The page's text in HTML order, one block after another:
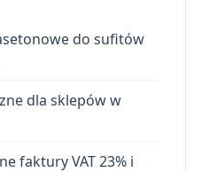
do sufitów
dla sklepów w
faktury VAT 23% i